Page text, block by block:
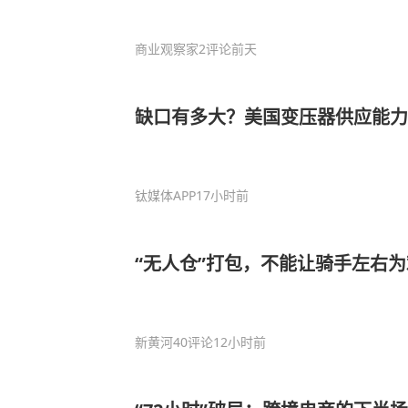
商业观察家2评论前天
缺口有多大？美国变压器供应能
钛媒体APP17小时前
“无人仓”打包，不能让骑手左右
新黄河40评论12小时前